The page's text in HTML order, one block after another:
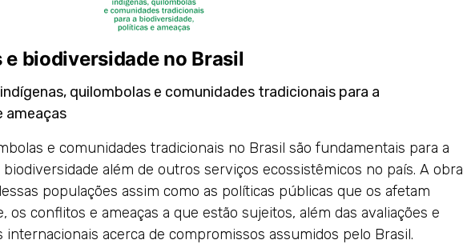
biodiversidade no Brasil
quilombolas e comunidades tradicionais para a
ameaças
e comunidades tradicionais no Brasil são fundamentais para a
além de outros serviços ecossistêmicos no país. A obra
populações assim como as políticas públicas que os afetam
os conflitos e ameaças a que estão sujeitos, além das avaliações e
internacionais acerca de compromissos assumidos pelo Brasil.